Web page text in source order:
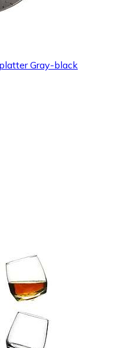
Gray-black